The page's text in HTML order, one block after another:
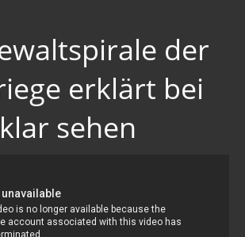
der
erklärt bei
klar sehen